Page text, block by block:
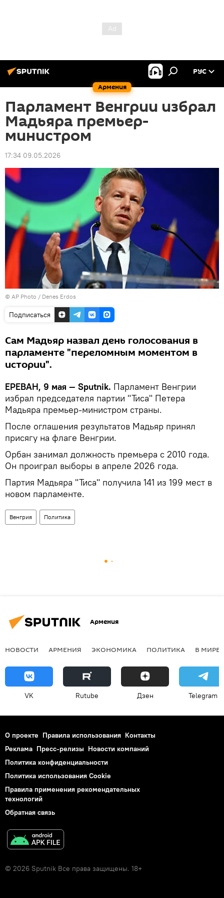
Армения
РУС
Парламент Венгрии избрал
Мадьяра премьер-
министром
17:34 09.05.2026
© AP Photo / Denes Erdos
Подписаться
Сам Мадьяр назвал день голосования в
парламенте "переломным моментом в
истории".
ЕРЕВАН, 9 мая — Sputnik. Парламент Венгрии
избрал председателя партии "Тиса" Петера
Мадьяра премьер-министром страны.
После оглашения результатов Мадьяр принял
присягу на флаге Венгрии.
Орбан занимал должность премьера с 2010 года.
Он проиграл выборы в апреле 2026 года.
Партия Мадьяра "Тиса" получила 141 из 199 мест в
новом парламенте.
Венгрия Политика
Армения
НОВОСТИ АРМЕНИЯ ЭКОНОМИКА ПОЛИТИКА В МИРЕ
VK Rutube Дзен Telegram
О проекте Правила использования Контакты
Реклама Пресс-релизы Новости компаний
Политика конфиденциальности
Политика использования Cookie
Правила применения рекомендательных
технологий
Обратная связь
© 2026 Sputnik Все права защищены. 18+